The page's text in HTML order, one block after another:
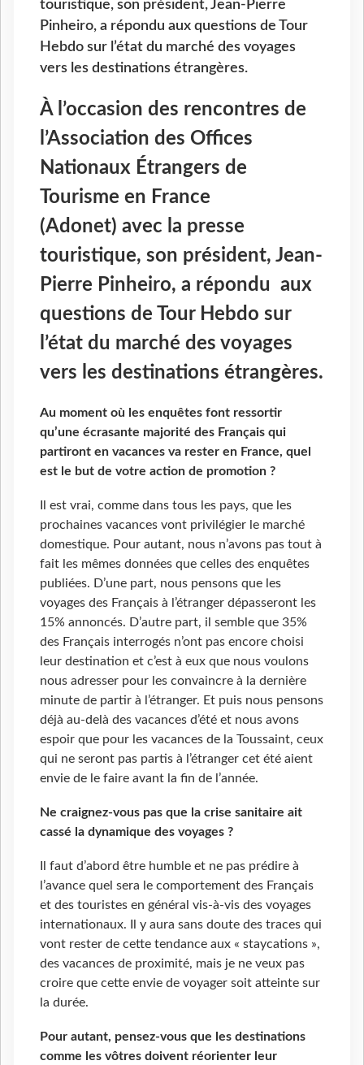
touristique, son président, Jean-Pierre
Pinheiro, a répondu aux questions de Tour
Hebdo sur l’état du marché des voyages
vers les destinations étrangères.
À l’occasion des rencontres de
l’Association des Offices
Nationaux Étrangers de
Tourisme en France
(Adonet) avec la presse
touristique, son président, Jean-
Pierre Pinheiro, a répondu aux
questions de Tour Hebdo sur
l’état du marché des voyages
vers les destinations étrangères.
Au moment où les enquêtes font ressortir
qu’une écrasante majorité des Français qui
partiront en vacances va rester en France, quel
est le but de votre action de promotion ?
Il est vrai, comme dans tous les pays, que les
prochaines vacances vont privilégier le marché
domestique. Pour autant, nous n’avons pas tout à
fait les mêmes données que celles des enquêtes
publiées. D’une part, nous pensons que les
voyages des Français à l’étranger dépasseront les
15% annoncés. D’autre part, il semble que 35%
des Français interrogés n’ont pas encore choisi
leur destination et c’est à eux que nous voulons
nous adresser pour les convaincre à la dernière
minute de partir à l’étranger. Et puis nous pensons
déjà au-delà des vacances d’été et nous avons
espoir que pour les vacances de la Toussaint, ceux
qui ne seront pas partis à l’étranger cet été aient
envie de le faire avant la fin de l’année.
Ne craignez-vous pas que la crise sanitaire ait
cassé la dynamique des voyages ?
Il faut d’abord être humble et ne pas prédire à
l’avance quel sera le comportement des Français
et des touristes en général vis-à-vis des voyages
internationaux. Il y aura sans doute des traces qui
vont rester de cette tendance aux « staycations »,
des vacances de proximité, mais je ne veux pas
croire que cette envie de voyager soit atteinte sur
la durée.
Pour autant, pensez-vous que les destinations
comme les vôtres doivent réorienter leur